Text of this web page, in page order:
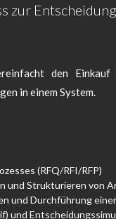
zur
den
in einem System.
(RFQ/RFI/RFP)
und Strukturieren von
und Durchführung
und